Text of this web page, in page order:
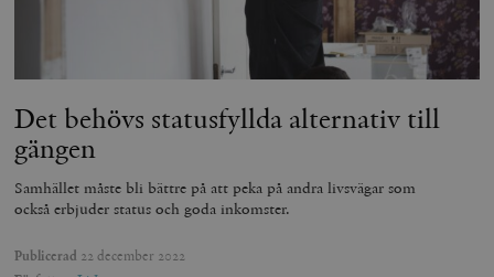
Det behövs statusfyllda alternativ till
gängen
Samhället måste bli bättre på att peka på andra livsvägar som
också erbjuder status och goda inkomster.
Publicerad 22 december 2022